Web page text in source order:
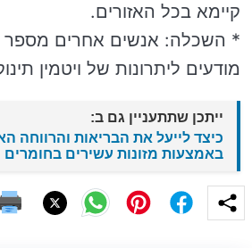
קיימא בכל האזורים.
* השכלה: אנשים אחרים מספר
מודעים ליתרונות של ויטמין
ייתכן שתתעניין גם ב:
כיצד לייעל את הבריאות והרווחה
באמצעות מזונות עשירים בחומרים